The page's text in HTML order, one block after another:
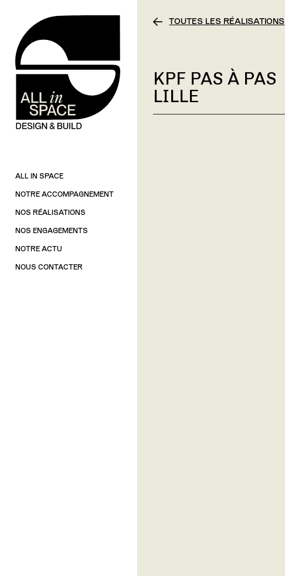
ALL IN SPACE
NOTRE ACCOMPAGNEMENT
NOS RÉALISATIONS
NOS ENGAGEMENTS
NOTRE ACTU
NOUS CONTACTER
TOUTES LES RÉALISATIONS
KPF PAS À PAS
LILLE